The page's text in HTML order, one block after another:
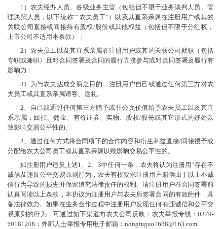
1）农夫经办人员、各级业务主管（包括但不限于业务谈判人员、管
理决策人员，以下统称““农夫员工”）以及其直系亲属在注册用户或其的
关联公司直接或间接持有股权/股份或其他权益（包括但不限于分红权，
上市公司不适用本条款）；
2）农夫员工以及其直系亲属在注册用户或其的关联公司就职（包括
专职或兼职）且对合同签署及合同的履行直接参与或对合同签署及履行有
影响力；
3）为与农夫达成交易之目的，注册用户自己或通过任何第三方对农
夫员工或其直系亲属请客、送礼。
2、自己或通过任何第三方赠予或非公允价值给予农夫员工以及其直
系亲属，回扣、佣金、有价证券、实物、股权/股份或其它形式的好处以
致影响交易公平性的。
3、通过任何方式将合同项下的合作内容和衍生利益直接/间接授予或
分配给农夫公司员工或其直系亲属以致影响交易公平性的。
如注册用户违反上述1、2、3中任何一条，农夫将认为注册用”存在不
诚信及违反公平交易原则行为，农夫有权要求注册用户赔偿由于以上不诚
信行为导致的损失并保留追究法律责任的权利。请注册用户在合同签署前
认真阅读以上条款，本协议为注册用户与农夫所签署合同的有效附件，具
备法律效力。如果在业务合作过程中注册用户发现任何有违诚信和公平交
易原则的行为，可通过如下渠道向农夫公司反映：农夫举报专线：0379-
60181208；外部人士举报专用电子邮箱：nongfuguo1688@163.com